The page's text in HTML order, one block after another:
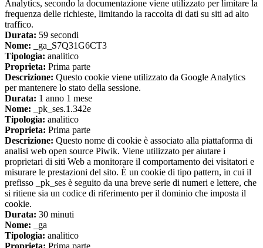
Analytics, secondo la documentazione viene utilizzato per limitare la
frequenza delle richieste, limitando la raccolta di dati su siti ad alto
traffico.
Durata: 59 secondi
Nome: _ga_S7Q31G6CT3
Tipologia: analitico
Proprieta: Prima parte
Descrizione: Questo cookie viene utilizzato da Google Analytics
per mantenere lo stato della sessione.
Durata: 1 anno 1 mese
Nome: _pk_ses.1.342e
Tipologia: analitico
Proprieta: Prima parte
Descrizione: Questo nome di cookie è associato alla piattaforma di
analisi web open source Piwik. Viene utilizzato per aiutare i
proprietari di siti Web a monitorare il comportamento dei visitatori e
misurare le prestazioni del sito. È un cookie di tipo pattern, in cui il
prefisso _pk_ses è seguito da una breve serie di numeri e lettere, che
si ritiene sia un codice di riferimento per il dominio che imposta il
cookie.
Durata: 30 minuti
Nome: _ga
Tipologia: analitico